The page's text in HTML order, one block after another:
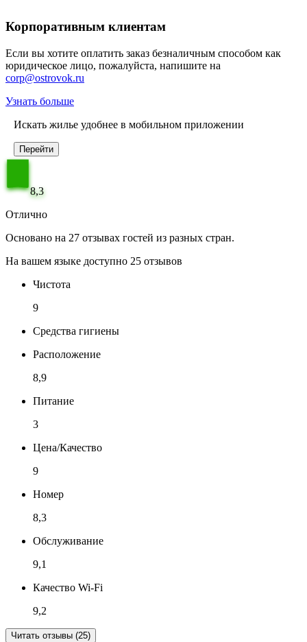
Корпоративным клиентам
Если вы хотите оплатить заказ безналичным способом как
юридическое лицо, пожалуйста, напишите на
corp@ostrovok.ru
Узнать больше
Искать жилье удобнее в мобильном приложении
Перейти
8,3
Отлично
Основано на 27 отзывах гостей из разных стран.
На вашем языке доступно 25 отзывов
Чистота
9
Средства гигиены
Расположение
8,9
Питание
3
Цена/Качество
9
Номер
8,3
Обслуживание
9,1
Качество Wi-Fi
9,2
Читать отзывы (25)